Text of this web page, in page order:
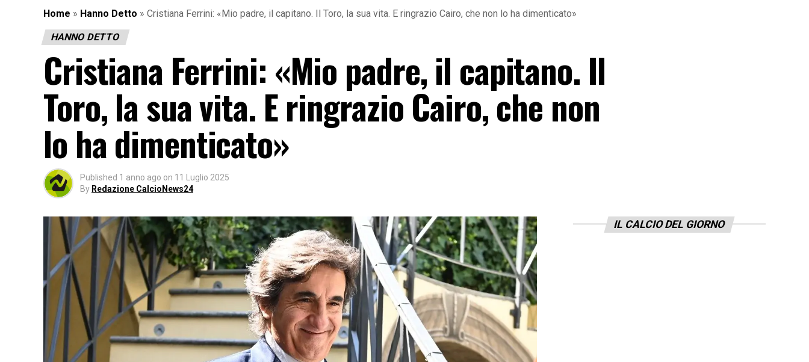
Home » Hanno Detto » Cristiana Ferrini: «Mio padre, il capitano. Il Toro, la sua vita. E ringrazio Cairo, che non lo ha dimenticato»
HANNO DETTO
Cristiana Ferrini: «Mio padre, il capitano. Il
Toro, la sua vita. E ringrazio Cairo, che non
lo ha dimenticato»
Published 1 anno ago on 11 Luglio 2025
By Redazione CalcioNews24
IL CALCIO DEL GIORNO